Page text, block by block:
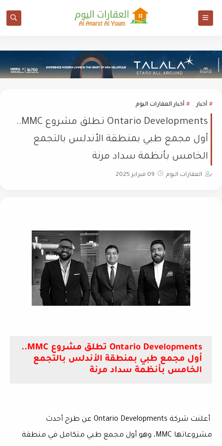
أخبار أخبار العقارات اليوم
Ontario Developments تطلق مشروع MMC..
أول مجمع طبي بمنطقة الأندلس بالتجمع
الخامس بأنظمة سداد مرنة
العقارات اليوم 09 فبراير 2025
Ontario Developments تطلق مشروع MMC..
أول مجمع طبي بمنطقة الأندلس بالتجمع
الخامس بأنظمة سداد مرنة
أعلنت شركة Ontario Developments عن طرح أحدث
مشروعاتها MMC، وهو أول مجمع طبي متكامل في منطقة